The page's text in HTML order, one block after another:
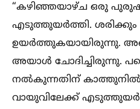
“കഴിഞ്ഞയാഴ്ച ഒരു
എടുത്തുയർത്തി.
ഉയർത്തുകയായിരുന്നു.
അയാള്‍ ചോദിച്ചിരുന്നു.
നല്‍കുന്നതിന്
വായുവിലേക്ക്